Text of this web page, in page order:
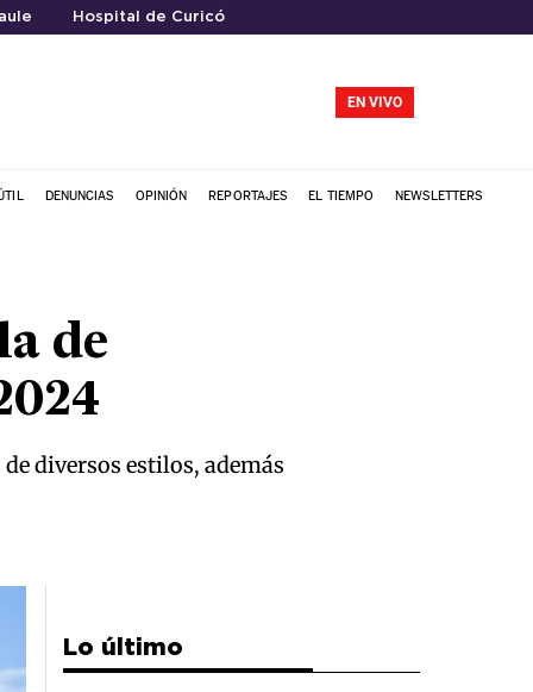
Hospital de Curicó
EN VIVO
DENUNCIAS OPINIÓN REPORTAJES EL TIEMPO NEWSLETTERS
de
diversos estilos, además
Lo último